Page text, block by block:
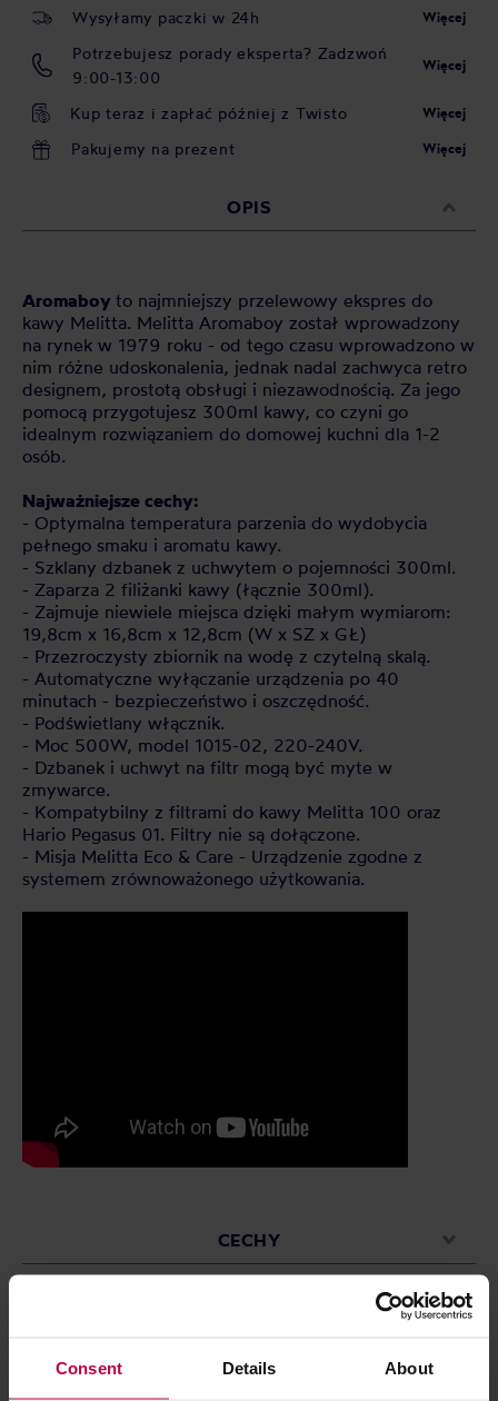
Consent Details About
Wysyłamy paczki w 24h Więcej
Potrzebujesz porady eksperta? Zadzwoń
9:00-13:00
Więcej
Kup teraz i zapłać później z Twisto Więcej
Pakujemy na prezent Więcej
OPIS
Aromaboy to najmniejszy przelewowy ekspres do
kawy Melitta. Melitta Aromaboy został wprowadzony
na rynek w 1979 roku - od tego czasu wprowadzono w
nim różne udoskonalenia, jednak nadal zachwyca retro
designem, prostotą obsługi i niezawodnością. Za jego
pomocą przygotujesz 300ml kawy, co czyni go
idealnym rozwiązaniem do domowej kuchni dla 1-2
osób.
Najważniejsze cechy:
- Optymalna temperatura parzenia do wydobycia
pełnego smaku i aromatu kawy.
- Szklany dzbanek z uchwytem o pojemności 300ml.
- Zaparza 2 filiżanki kawy (łącznie 300ml).
- Zajmuje niewiele miejsca dzięki małym wymiarom:
19,8cm x 16,8cm x 12,8cm (W x SZ x GŁ)
- Przezroczysty zbiornik na wodę z czytelną skalą.
- Automatyczne wyłączanie urządzenia po 40
minutach - bezpieczeństwo i oszczędność.
- Podświetlany włącznik.
- Moc 500W, model 1015-02, 220-240V.
- Dzbanek i uchwyt na filtr mogą być myte w
zmywarce.
- Kompatybilny z filtrami do kawy Melitta 100 oraz
Hario Pegasus 01. Filtry nie są dołączone.
- Misja Melitta Eco & Care - Urządzenie zgodne z
systemem zrównoważonego użytkowania.
CECHY